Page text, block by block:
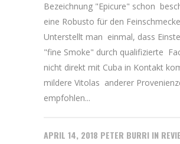
Bezeichnung "Epicure" schon
eine Robusto für den
Unterstellt man einmal, dass
"fine Smoke" durch qualifizierte
nicht direkt mit Cuba in Kontakt
mildere Vitolas anderer
empfohlen...
APRIL 14, 2018 PETER BURRI IN